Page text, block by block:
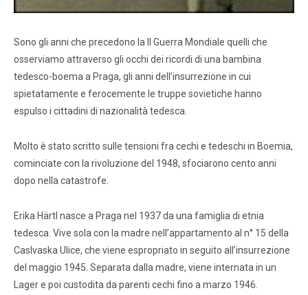
Sono gli anni che precedono la II Guerra Mondiale quelli che
osserviamo attraverso gli occhi dei ricordi di una bambina
tedesco-boema a Praga, gli anni dell’insurrezione in cui
spietatamente e ferocemente le truppe sovietiche hanno
espulso i cittadini di nazionalità tedesca.
Molto è stato scritto sulle tensioni fra cechi e tedeschi in Boemia,
cominciate con la rivoluzione del 1948, sfociarono cento anni
dopo nella catastrofe.
Erika Härtl nasce a Praga nel 1937 da una famiglia di etnia
tedesca. Vive sola con la madre nell’appartamento al n° 15 della
Caslvaska Ulice, che viene espropriato in seguito all’insurrezione
del maggio 1945. Separata dalla madre, viene internata in un
Lager e poi custodita da parenti cechi fino a marzo 1946.